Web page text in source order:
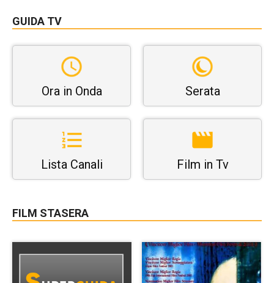
GUIDA TV
Ora in Onda Serata
Lista Canali Film in Tv
FILM STASERA